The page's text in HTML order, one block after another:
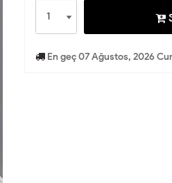
En geç 07 Ağustos, 2026